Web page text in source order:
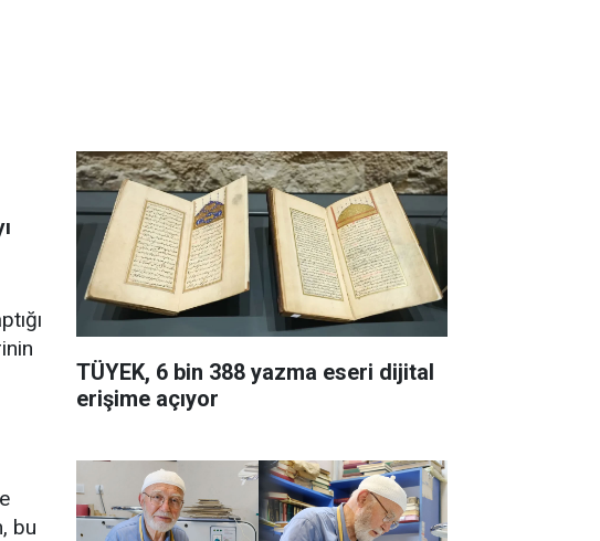
bu
TÜYEK, 6 bin 388 yazma eseri dijital
erişime açıyor